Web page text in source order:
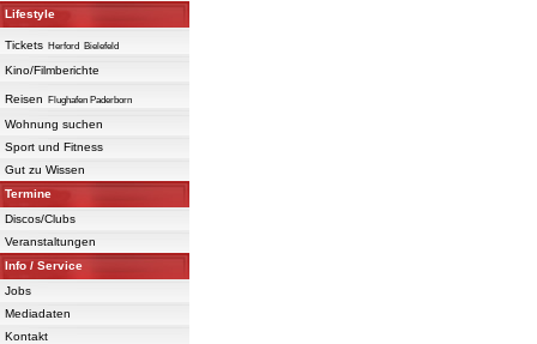
Lifestyle
Tickets Herford Bielefeld
Kino/Filmberichte
Reisen Flughafen Paderborn
Wohnung suchen
Sport und Fitness
Gut zu Wissen
Termine
Discos/Clubs
Veranstaltungen
Info / Service
Jobs
Mediadaten
Kontakt